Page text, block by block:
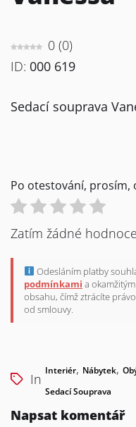
0 (0)
ID: 000 619
Sedací souprava
Po otestování,
Zatím žádné
Odesláním platby
podmínkami a
obsahu, čímž ztrácíte
od smlouvy.
In
Interiér, Nábytek,
Sedací Souprava
Napsat komentář